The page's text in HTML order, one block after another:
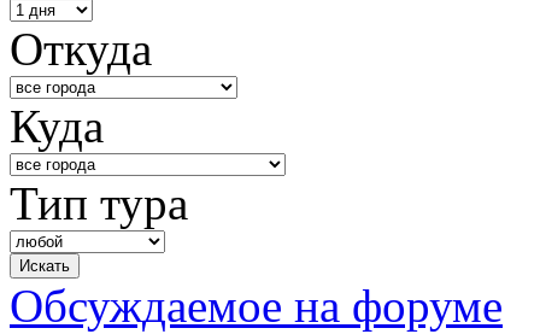
Откуда
Куда
Тип тура
Обсуждаемое на форуме